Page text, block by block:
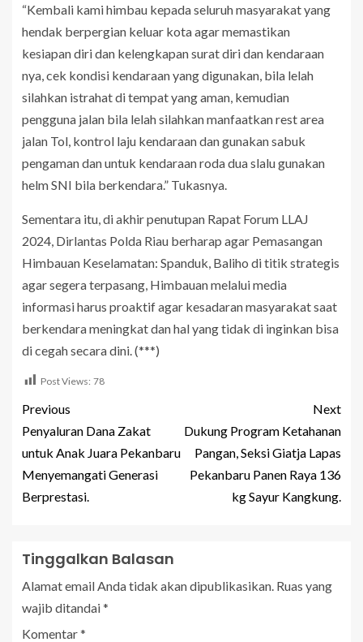
“Kembali kami himbau kepada seluruh masyarakat yang
hendak berpergian keluar kota agar memastikan
kesiapan diri dan kelengkapan surat diri dan kendaraan
nya, cek kondisi kendaraan yang digunakan, bila lelah
silahkan istrahat di tempat yang aman, kemudian
pengguna jalan bila lelah silahkan manfaatkan rest area
jalan Tol, kontrol laju kendaraan dan gunakan sabuk
pengaman dan untuk kendaraan roda dua slalu gunakan
helm SNI bila berkendara.” Tukasnya.
Sementara itu, di akhir penutupan Rapat Forum LLAJ
2024, Dirlantas Polda Riau berharap agar Pemasangan
Himbauan Keselamatan: Spanduk, Baliho di titik strategis
agar segera terpasang, Himbauan melalui media
informasi harus proaktif agar kesadaran masyarakat saat
berkendara meningkat dan hal yang tidak di inginkan bisa
di cegah secara dini. (***)
Post Views: 78
Previous
Penyaluran Dana Zakat
untuk Anak Juara Pekanbaru
Menyemangati Generasi
Berprestasi.
Next
Dukung Program Ketahanan
Pangan, Seksi Giatja Lapas
Pekanbaru Panen Raya 136
kg Sayur Kangkung.
Tinggalkan Balasan
Alamat email Anda tidak akan dipublikasikan. Ruas yang
wajib ditandai*
Komentar*